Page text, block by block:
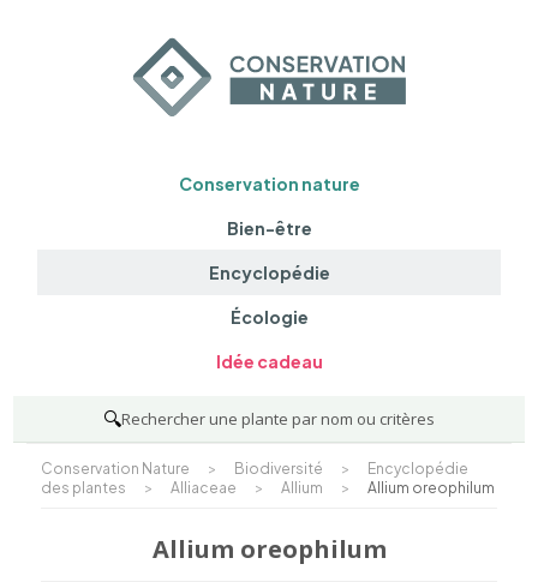
Conservation nature
Bien-être
Encyclopédie
Écologie
Idée cadeau
🔍Rechercher une plante par nom ou critères
Conservation Nature > Biodiversité >
Encyclopédie
des plantes
> Alliaceae > Allium > Allium oreophilum
Allium oreophilum